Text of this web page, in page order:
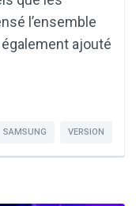
l’ensemble
ajouté
SAMSUNG VERSION